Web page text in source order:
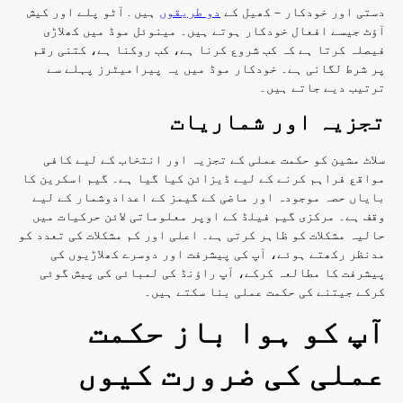
دستی اور خودکار – کھیل کے دو طریقوں ہیں . آٹو پلے اور کیش
آؤٹ جیسے افعال خودکار ہوتے ہیں۔ مینوئل موڈ میں کھلاڑی
فیصلہ کرتا ہے کہ کب شروع کرنا ہے، کب روکنا ہے، کتنی رقم
پر شرط لگانی ہے۔ خودکار موڈ میں یہ پیرامیٹرز پہلے سے
ترتیب دیے جاتے ہیں۔
تجزیہ اور شماریات
سلاٹ مشین کو حکمت عملی کے تجزیہ اور انتخاب کے لیے کافی
مواقع فراہم کرنے کے لیے ڈیزائن کیا گیا ہے۔ گیم اسکرین کا
بایاں حصہ موجودہ اور ماضی کے گیمز کے اعدادوشمار کے لیے
وقف ہے۔ مرکزی گیم فیلڈ کے اوپر معلوماتی لائن حرکیات میں
حالیہ مشکلات کو ظاہر کرتی ہے۔ اعلی اور کم مشکلات کی تعدد کو
مدنظر رکھتے ہوئے، آپ کی پیشرفت اور دوسرے کھلاڑیوں کی
پیشرفت کا مطالعہ کرکے، آپ راؤنڈ کی لمبائی کی پیش گوئی
کرکے جیتنے کی حکمت عملی بنا سکتے ہیں۔
آپ کو ہوا باز حکمت
عملی کی ضرورت کیوں